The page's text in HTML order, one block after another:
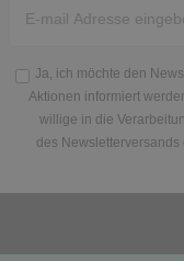
Honig
Ja, ich möchte den
Aktionen informiert
willige in die
des